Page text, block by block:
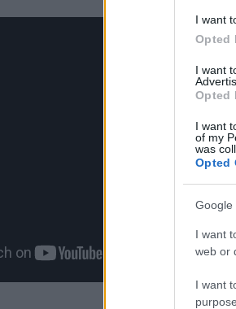
I want
Opted
I want
Opted
I want
of my
was
Opted
Google
I want
web or
I want